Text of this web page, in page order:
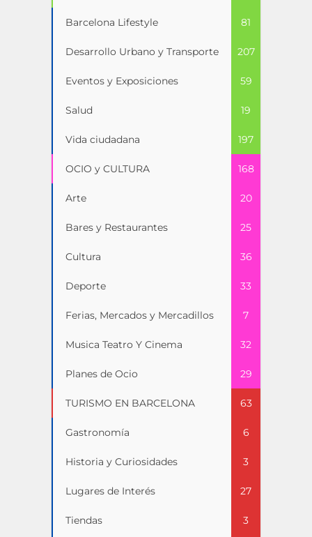
Barcelona Lifestyle 81
Desarrollo Urbano y Transporte 207
Eventos y Exposiciones 59
Salud 19
Vida ciudadana 197
OCIO y CULTURA 168
Arte 20
Bares y Restaurantes 25
Cultura 36
Deporte 33
Ferias, Mercados y Mercadillos 7
Musica Teatro Y Cinema 32
Planes de Ocio 29
TURISMO EN BARCELONA 63
Gastronomía 6
Historia y Curiosidades 3
Lugares de Interés 27
Tiendas 3